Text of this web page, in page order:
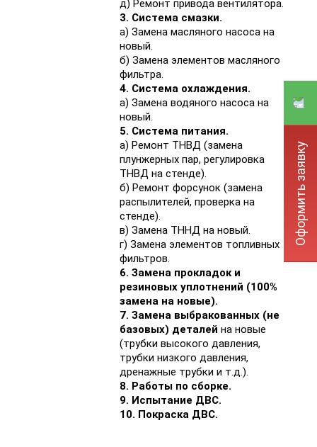
д) Ремонт привода вентилятора.
3. Система смазки.
а) Замена масляного насоса на
новый.
б) Замена элементов масляного
фильтра.
4. Система охлаждения.
а) Замена водяного насоса на
новый.
5. Система питания.
а) Ремонт ТНВД (замена
плунжерных пар, регулировка
ТНВД на стенде).
б) Ремонт форсунок (замена
распылителей, проверка на
стенде).
в) Замена ТННД на новый.
г) Замена элементов топливных
фильтров.
6. Замена прокладок и
резиновых уплотнений (100%
замена на новые).
7. Замена выбракованных (не
базовых) деталей на новые
(трубки высокого давления,
трубки низкого давления,
дренажные трубки и т.д.).
8. Работы по сборке.
9. Испытание ДВС.
10. Покраска ДВС.
Оформить заявку